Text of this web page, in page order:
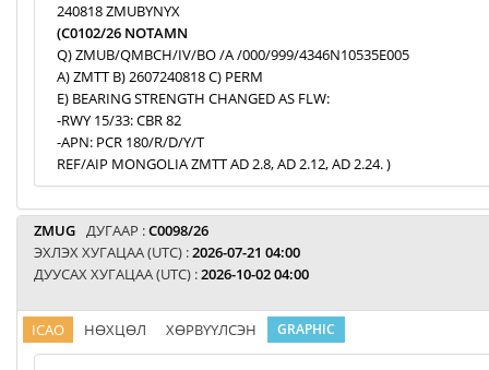
240818 ZMUBYNYX
(C0102/26 NOTAMN
Q) ZMUB/QMBCH/IV/BO /A /000/999/4346N10535E005
A) ZMTT B) 2607240818 C) PERM
E) BEARING STRENGTH CHANGED AS FLW:
-RWY 15/33: CBR 82
-APN: PCR 180/R/D/Y/T
REF/AIP MONGOLIA ZMTT AD 2.8, AD 2.12, AD 2.24. )
ZMUG ДУГААР :C0098/26
ЭХЛЭХ ХУГАЦАА (UTC) :2026-07-21 04:00
ДУУСАХ ХУГАЦАА (UTC) :2026-10-02 04:00
ICAO НӨХЦӨЛ ХӨРВҮҮЛСЭН GRAPHIC